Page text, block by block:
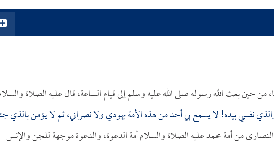
حين بعث الله رسوله صلى الله عليه وسلم إلى قيام الساعة، قال عليه الصلاة
نفسي بيده! لا يسمع بي أحد من هذه الأمة يهودي ولا نصراني، ثم لا يؤمن بالذي
من أمة محمد عليه الصلاة والسلام أمة الدعوة، والدعوة موجهة للجن والإنس